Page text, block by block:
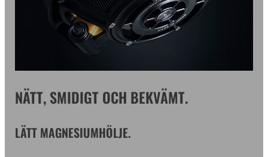
NÄTT, SMIDIGT OCH BEKVÄMT.
LÄTT MAGNESIUMHÖLJE.